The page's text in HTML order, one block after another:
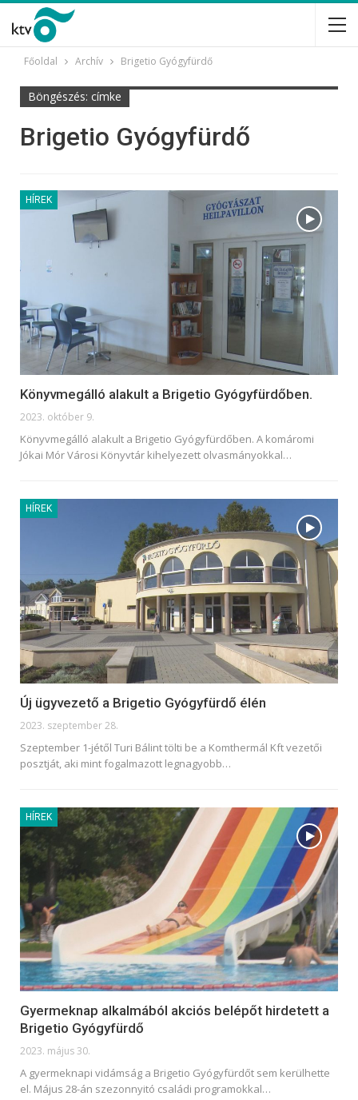
Főoldal Archív Brigetio Gyógyfürdő
Böngészés: címke
Brigetio Gyógyfürdő
HÍREK
Könyvmegálló alakult a Brigetio Gyógyfürdőben.
2023. október 9.
Könyvmegálló alakult a Brigetio Gyógyfürdőben. A komáromi
Jókai Mór Városi Könyvtár kihelyezett olvasmányokkal…
HÍREK
Új ügyvezető a Brigetio Gyógyfürdő élén
2023. szeptember 28.
Szeptember 1-jétől Turi Bálint tölti be a Komthermál Kft vezetői
posztját, aki mint fogalmazott legnagyobb…
HÍREK
Gyermeknap alkalmából akciós belépőt hirdetett a
Brigetio Gyógyfürdő
2023. május 30.
A gyermeknapi vidámság a Brigetio Gyógyfürdőt sem kerülhette
el. Május 28-án szezonnyitó családi programokkal…